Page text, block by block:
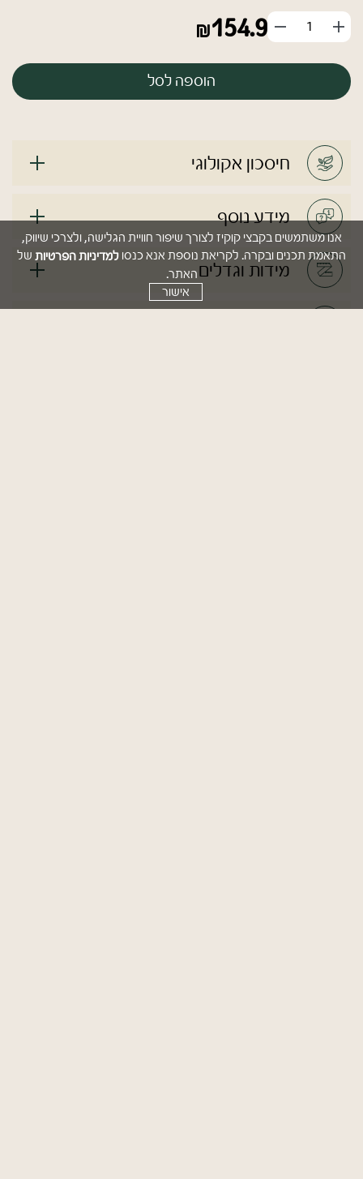
אנו משתמשים בקבצי קוקיז לצורך שיפור חוויית הגלישה, ולצרכי שיווק,
התאמת תכנים ובקרה. לקריאת נוספת אנא כנסו למדיניות הפרטיות של
האתר.
אישור
הוסף
מוצר
החסר
מוצר154.9
הוספה לסל
מידע נוסף
מידות וגדלים
חיסכון אקולוגי